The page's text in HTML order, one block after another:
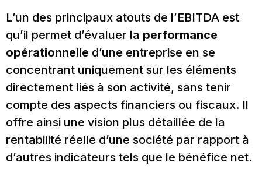
L’un des principaux atouts de l’EBITDA est
qu’il permet d’évaluer la performance
opérationnelle d’une entreprise en se
concentrant uniquement sur les éléments
directement liés à son activité, sans tenir
compte des aspects financiers ou fiscaux. Il
offre ainsi une vision plus détaillée de la
rentabilité réelle d’une société par rapport à
d’autres indicateurs tels que le bénéfice net.